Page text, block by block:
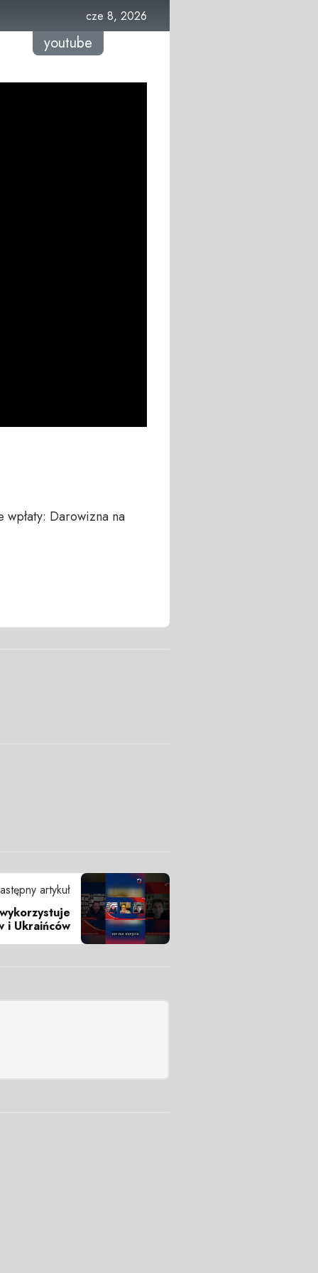
cze 8, 2026
youtube
Darowizna na
artykuł
i Ukraińców